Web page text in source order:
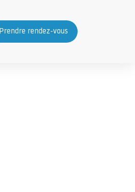
Prendre rendez-vous